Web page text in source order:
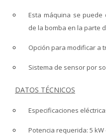
Esta máquina se
de la bomba en la parte
Opción para modificar a
Sistema de sensor por
DATOS TÉCNICOS
Especificaciones
Potencia requerida: 5 kW